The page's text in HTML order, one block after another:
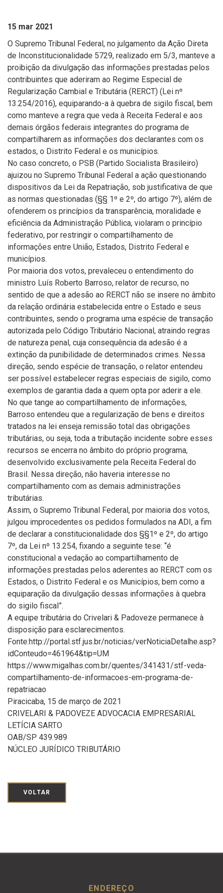
15 mar 2021
O Supremo Tribunal Federal, no julgamento da Ação Direta
de Inconstitucionalidade 5729, realizado em 5/3, manteve a
proibição da divulgação das informações prestadas pelos
contribuintes que aderiram ao Regime Especial de
Regularização Cambial e Tributária (RERCT) (Lei nº
13.254/2016), equiparando-a à quebra de sigilo fiscal, bem
como manteve a regra que veda à Receita Federal e aos
demais órgãos federais integrantes do programa de
compartilharem as informações dos declarantes com os
estados, o Distrito Federal e os municípios.
No caso concreto, o PSB (Partido Socialista Brasileiro)
ajuizou no Supremo Tribunal Federal a ação questionando
dispositivos da Lei da Repatriação, sob justificativa de que
as normas questionadas (§§ 1º e 2º, do artigo 7º), além de
ofenderem os princípios da transparência, moralidade e
eficiência da Administração Pública, violaram o princípio
federativo, por restringir o compartilhamento de
informações entre União, Estados, Distrito Federal e
municípios.
Por maioria dos votos, prevaleceu o entendimento do
ministro Luís Roberto Barroso, relator de recurso, no
sentido de que a adesão ao RERCT não se insere no âmbito
da relação ordinária estabelecida entre o Estado e seus
contribuintes, sendo o programa uma espécie de transação
autorizada pelo Código Tributário Nacional, atraindo regras
de natureza penal, cuja consequência da adesão é a
extinção da punibilidade de determinados crimes. Nessa
direção, sendo espécie de transação, o relator entendeu
ser possível estabelecer regras especiais de sigilo, como
exemplos de garantia dada a quem opta por aderir a ele.
No que tange ao compartilhamento de informações,
Barroso entendeu que a regularização de bens e direitos
tratados na lei enseja remissão total das obrigações
tributárias, ou seja, toda a tributação incidente sobre esses
recursos se encerra no âmbito do próprio programa,
desenvolvido exclusivamente pela Receita Federal do
Brasil. Nessa direção, não haveria interesse no
compartilhamento com as demais administrações
tributárias.
Assim, o Supremo Tribunal Federal, por maioria dos votos,
julgou improcedentes os pedidos formulados na ADI, a fim
de declarar a constitucionalidade dos §§1º e 2º, do artigo
7º, da Lei nº 13.254, fixando a seguinte tese: “é
constitucional a vedação ao compartilhamento de
informações prestadas pelos aderentes ao RERCT com os
Estados, o Distrito Federal e os Municípios, bem como a
equiparação da divulgação dessas informações à quebra
do sigilo fiscal”.
A equipe tributária do Crivelari & Padoveze permanece à
disposição para esclarecimentos.
Fonte:http://portal.stf.jus.br/noticias/verNoticiaDetalhe.asp?
idConteudo=461964&tip=UM
https://www.migalhas.com.br/quentes/341431/stf-veda-
compartilhamento-de-informacoes-em-programa-de-
repatriacao
Piracicaba, 15 de março de 2021
CRIVELARI & PADOVEZE ADVOCACIA EMPRESARIAL
LETÍCIA SARTO
OAB/SP 439.989
NÚCLEO JURÍDICO TRIBUTÁRIO
VOLTAR
ENDEREÇO